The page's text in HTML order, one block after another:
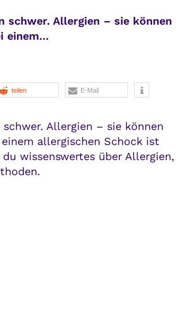
schwer. Allergien – sie können
einem…
teilen E-Mail
Allergien – sie können
allergischen Schock ist
wissenswertes über Allergien,